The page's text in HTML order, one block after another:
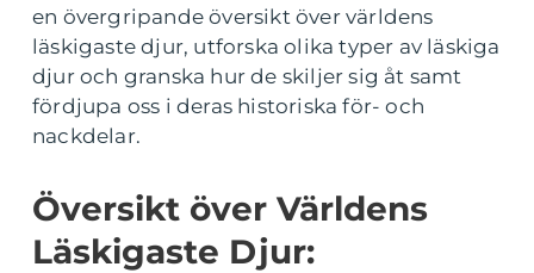
en övergripande översikt över världens
läskigaste djur, utforska olika typer av läskiga
djur och granska hur de skiljer sig åt samt
fördjupa oss i deras historiska för- och
nackdelar.
Översikt över Världens
Läskigaste Djur: